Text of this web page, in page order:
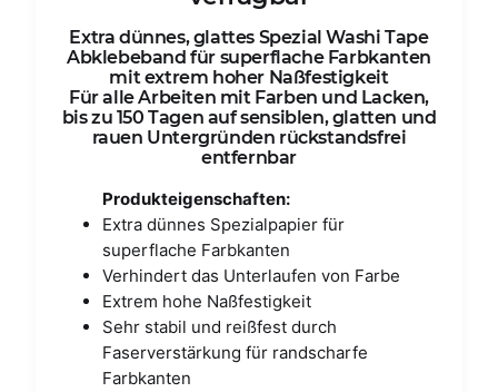
Extra dünnes, glattes Spezial Washi Tape
Abklebeband für superflache Farbkanten
mit extrem hoher Naßfestigkeit
Für alle Arbeiten mit Farben und Lacken,
bis zu 150 Tagen auf sensiblen, glatten und
rauen Untergründen rückstandsfrei
entfernbar
Produkteigenschaften:
Extra dünnes Spezialpapier für
superflache Farbkanten
Verhindert das Unterlaufen von Farbe
Extrem hohe Naßfestigkeit
Sehr stabil und reißfest durch
Faserverstärkung für randscharfe
Farbkanten